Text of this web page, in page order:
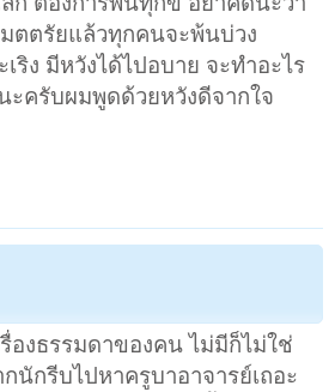
มตตรัยแล้วทุกคนจะพ้นบ่วง
ริง มีหวังได้ไปอบาย จะทำอะไร
ะครับผมพูดด้วยหวังดีจากใจ
องธรรมดาของคน ไม่มีก็ไม่ใช่
นักรีบไปหาครูบาอาจารย์เถอะ